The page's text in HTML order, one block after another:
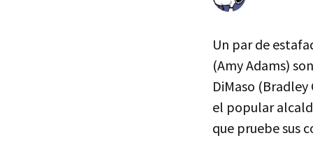
Un par de
(Amy Adams)
DiMaso
el popular
que pruebe sus